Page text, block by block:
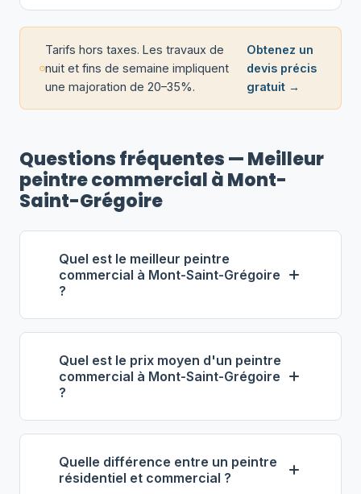
Tarifs hors taxes. Les travaux de
nuit et fins de semaine impliquent
une majoration de 20–35%.
Obtenez un
devis précis
gratuit →
Questions fréquentes — Meilleur
peintre commercial à Mont-
Saint-Grégoire
Quel est le meilleur peintre
commercial à Mont-Saint-Grégoire
?
Selon notre classement,Lemieux
Solutions Peinture
(propriétaire : Alain
Lemieux) se distingue comme le
meilleur entrepreneur commercial à
Mont-Saint-Grégoire. Note : 4.6/5 (55
avis), 22 ans d'expérience, équipe de 12
employés.
Quel est le prix moyen d'un peintre
commercial à Mont-Saint-Grégoire
?
À Mont-Saint-Grégoire, les
entrepreneurs en peinture
commerciale facturent entre
Quelle différence entre un peintre
résidentiel et commercial ?